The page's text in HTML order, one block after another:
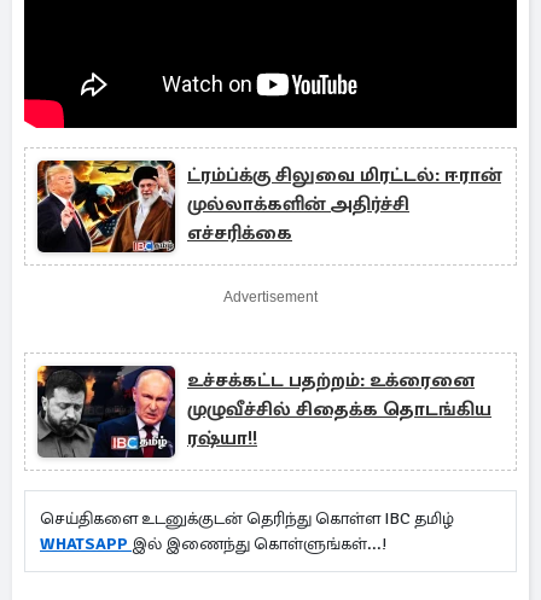
ட்ரம்ப்க்கு சிலுவை மிரட்டல்: ஈரான்
முல்லாக்களின் அதிர்ச்சி
எச்சரிக்கை
Advertisement
உச்சக்கட்ட பதற்றம்: உக்ரைனை
முழுவீச்சில் சிதைக்க தொடங்கிய
ரஷ்யா!!
செய்திகளை உடனுக்குடன் தெரிந்து கொள்ள IBC தமிழ்
WHATSAPP இல் இணைந்து கொள்ளுங்கள்...!